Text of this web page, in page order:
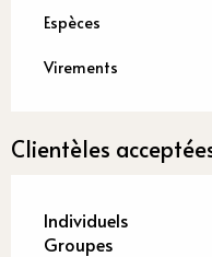
Espèces
Virements
Clientèles
Individuels
Groupes